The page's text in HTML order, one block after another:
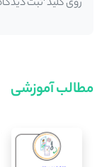
روی کلید 'ثبت
مطالب آموزشی